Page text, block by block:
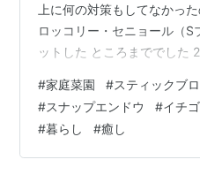
上に何の対策もしてなかっ
ロッコリー・セニョール（S
ットした ところまででした
リー 特に変わりもなく 2月8
ネットの上から1枚だけ、真
り越え、少し茎が伸びてた
茎がもっと伸びないと、ま
#家庭菜園 #スティックブ
#スナップエンドウ #イチ
#暮らし #癒し